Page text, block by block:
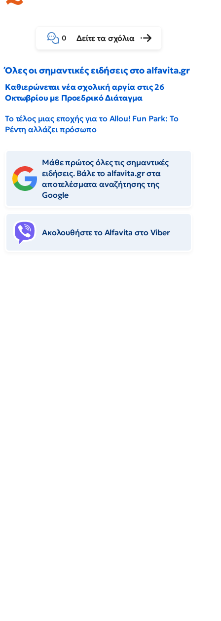
0 Δείτε τα σχόλια
Όλες οι σημαντικές ειδήσεις στο alfavita.gr
Καθιερώνεται νέα σχολική αργία στις 26
Οκτωβρίου με Προεδρικό Διάταγμα
Το τέλος μιας εποχής για το Allou! Fun Park: Το
Ρέντη αλλάζει πρόσωπο
Μάθε πρώτος όλες τις σημαντικές
ειδήσεις. Βάλε το alfavita.gr στα
αποτελέσματα αναζήτησης της
Google
Ακολουθήστε το Αlfavita στο Viber